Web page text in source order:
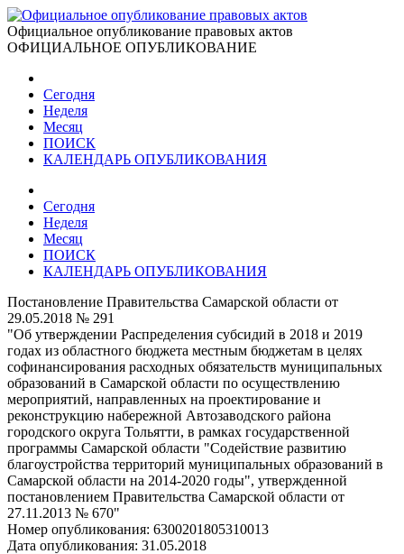
Официальное опубликование правовых актов
ОФИЦИАЛЬНОЕ ОПУБЛИКОВАНИЕ
Сегодня
Неделя
Месяц
ПОИСК
КАЛЕНДАРЬ ОПУБЛИКОВАНИЯ
Сегодня
Неделя
Месяц
ПОИСК
КАЛЕНДАРЬ ОПУБЛИКОВАНИЯ
Постановление Правительства Самарской области от
29.05.2018 № 291
"Об утверждении Распределения субсидий в 2018 и 2019
годах из областного бюджета местным бюджетам в целях
софинансирования расходных обязательств муниципальных
образований в Самарской области по осуществлению
мероприятий, направленных на проектирование и
реконструкцию набережной Автозаводского района
городского округа Тольятти, в рамках государственной
программы Самарской области "Содействие развитию
благоустройства территорий муниципальных образований в
Самарской области на 2014-2020 годы", утвержденной
постановлением Правительства Самарской области от
27.11.2013 № 670"
Номер опубликования: 6300201805310013
Дата опубликования: 31.05.2018